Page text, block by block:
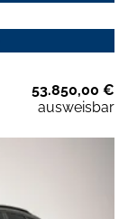
53.850,00 €
ausweisbar